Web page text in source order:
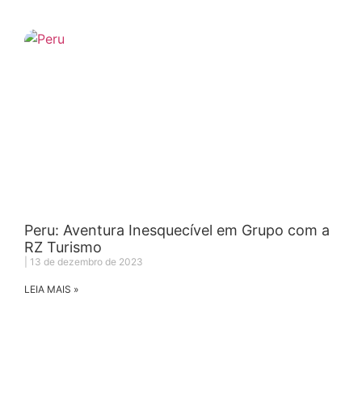
Peru: Aventura Inesquecível em Grupo com a
RZ Turismo
13 de dezembro de 2023
LEIA MAIS »